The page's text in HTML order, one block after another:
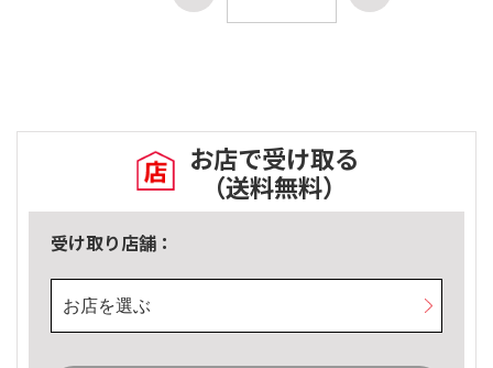
お店で受け取る
（送料無料）
受け取り店舗：
お店を選ぶ